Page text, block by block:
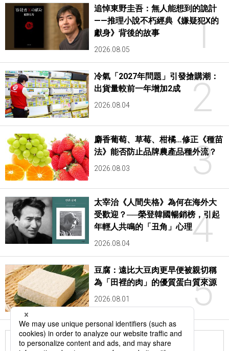
1
追悼東野圭吾：無人能想到的詭計
——推理小說不朽經典《嫌疑犯X的
獻身》背後的故事
2026.08.05
2
冷氣「2027年問題」引發搶購潮：
出貨量較前一年增加2成
2026.08.04
3
麝香葡萄、草莓、柑橘…修正《種苗
法》能否防止品牌農產品種外流？
2026.08.03
4
太宰治《人間失格》為何在海外大
受歡迎？──榮登韓國暢銷榜，引起
年輕人共鳴的「丑角」心理
2026.08.04
5
豆腐：遠比大豆肉更早便被親切稱
為「田裡的肉」的優質蛋白質來源
2026.08.01
更多